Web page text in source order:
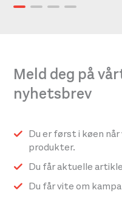
Meld deg på
nyhetsbrev
Du er først i køen
produkter.
Du får aktuelle
Du får vite om